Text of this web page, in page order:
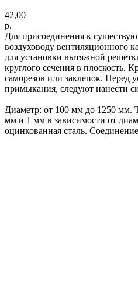
42,00
р.
Для присоединения к
воздуховоду вентиляционного
для установки вытяжной
круглого сечения в плоскость.
саморезов или заклепок. Перед
примыкания, следуют нанести
Диаметр: от 100 мм до 1250 мм.
мм и 1 мм в зависимости от
оцинкованная сталь.